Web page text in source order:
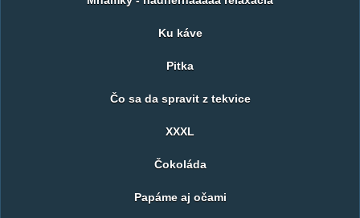
Ku káve
Pitka
Čo sa da spravit z tekvice
XXXL
Čokoláda
Papáme aj očami